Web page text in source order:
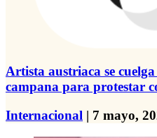
Artista austriaca se
campana para protestar
Internacional | 7 mayo,